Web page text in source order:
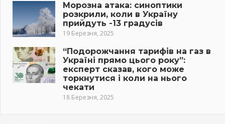
Морозна атака: синоптики
розкрили, коли в Україну
прийдуть -13 градусів
19 Березня, 2025
“Подорожчання тарифів на газ в
Україні прямо цього року”:
експерт сказав, кого може
торкнутися і коли на нього
чекати
18 Березня, 2025